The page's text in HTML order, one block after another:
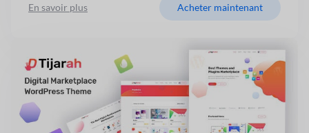
En savoir plus Acheter maintenant